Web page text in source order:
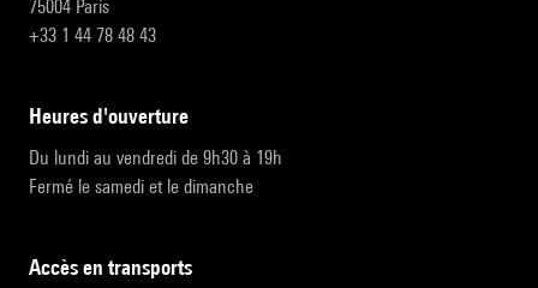
75004 Paris
+33 1 44 78 48 43
heures d'ouverture
Du lundi au vendredi de 9h30 à 19h
Fermé le samedi et le dimanche
accès en transports